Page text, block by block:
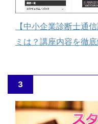
【中小企業診断士通
ミは？講座内容を徹
3